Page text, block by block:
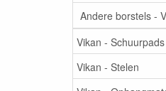
Andere borstels -
Vikan - Schuurpads
Vikan - Stelen